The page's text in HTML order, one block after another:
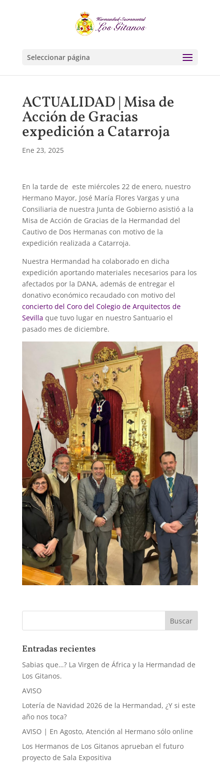
Seleccionar página
ACTUALIDAD | Misa de
Acción de Gracias
expedición a Catarroja
Ene 23, 2025
En la tarde de este miércoles 22 de enero, nuestro
Hermano Mayor, José María Flores Vargas y una
Consiliaria de nuestra Junta de Gobierno asistió a la
Misa de Acción de Gracias de la Hermandad del
Cautivo de Dos Hermanas con motivo de la
expedición realizada a Catarroja.
Nuestra Hermandad ha colaborado en dicha
expedición aportando materiales necesarios para los
afectados por la DANA, además de entregar el
donativo económico recaudado con motivo del
concierto del Coro del Colegio de Arquitectos de
Sevilla que tuvo lugar en nuestro Santuario el
pasado mes de diciembre.
Entradas recientes
Sabias que…? La Virgen de África y la Hermandad de
Los Gitanos.
AVISO
Lotería de Navidad 2026 de la Hermandad, ¿Y si este
año nos toca?
AVISO | En Agosto, Atención al Hermano sólo online
Los Hermanos de Los Gitanos aprueban el futuro
proyecto de Sala Expositiva